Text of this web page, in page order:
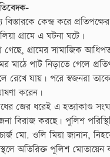
বিস্তারকে কেন্দ্র করে
গ্রামে এ ঘটনা ঘটে।
গেছে, গ্রামের সামাজিক
মাঠে পাট নিড়াতে গেলে
যায়। পরে স্বজনরা তাকে
করেন।
জের ধরেই এ হত্যাকাণ্ড
বিরাজ করছে। পুলিশ
মো. ওলি মিয়া জানান,
অতিরিক্ত পুলিশ মোতায়েন